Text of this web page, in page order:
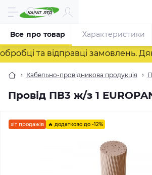
та відправці замовлень.
Кабельно-провідникова продукція
Провід ПВ3 ж/з 1
Все про товар Характеристики
хіт продажів 🔥 додатково до -12%